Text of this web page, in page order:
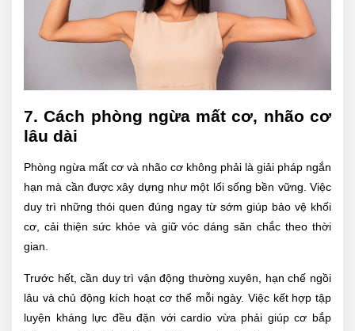
7. Cách phòng ngừa mất cơ, nhão cơ
lâu dài
Phòng ngừa mất cơ và nhão cơ không phải là giải pháp ngắn
hạn mà cần được xây dựng như một lối sống bền vững. Việc
duy trì những thói quen đúng ngay từ sớm giúp bảo vệ khối
cơ, cải thiện sức khỏe và giữ vóc dáng săn chắc theo thời
gian.
Trước hết, cần duy trì vận động thường xuyên, hạn chế ngồi
lâu và chủ động kích hoạt cơ thể mỗi ngày. Việc kết hợp tập
luyện kháng lực đều đặn với cardio vừa phải giúp cơ bắp